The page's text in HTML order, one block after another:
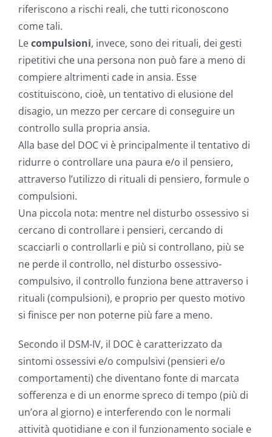
riferiscono a rischi reali, che tutti riconoscono
come tali.
Lecompulsioni, invece, sono dei rituali, dei gesti
ripetitivi che una persona non può fare a meno di
compiere altrimenti cade in ansia. Esse
costituiscono, cioè, un tentativo di elusione del
disagio, un mezzo per cercare di conseguire un
controllo sulla propria ansia.
Alla base del DOC vi è principalmente il tentativo di
ridurre o controllare una paura e/o il pensiero,
attraverso l’utilizzo di rituali di pensiero, formule o
compulsioni.
Una piccola nota: mentre nel disturbo ossessivo si
cercano di controllare i pensieri, cercando di
scacciarli o controllarli e più si controllano, più se
ne perde il controllo, nel disturbo ossessivo-
compulsivo, il controllo funziona bene attraverso i
rituali (compulsioni), e proprio per questo motivo
si finisce per non poterne più fare a meno.
Secondo il DSM-IV, il DOC è caratterizzato da
sintomi ossessivi e/o compulsivi (pensieri e/o
comportamenti) che diventano fonte di marcata
sofferenza e di un enorme spreco di tempo (più di
un’ora al giorno) e interferendo con le normali
attività quotidiane e con il funzionamento sociale e